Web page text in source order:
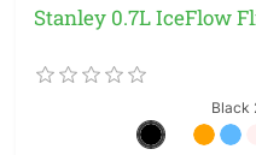
Stanley 0.7L IceFlow
Black